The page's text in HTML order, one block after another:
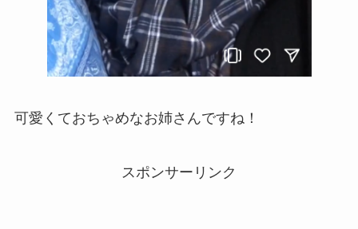
可愛くておちゃめなお姉さんですね！
スポンサーリンク